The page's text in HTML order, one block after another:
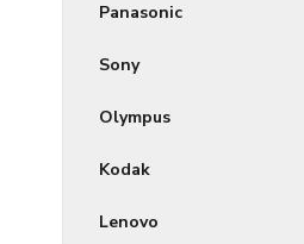
Panasonic
Sony
Olympus
Kodak
Lenovo